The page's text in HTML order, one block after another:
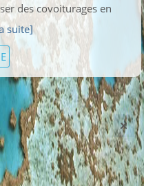
des covoiturages en
suite]